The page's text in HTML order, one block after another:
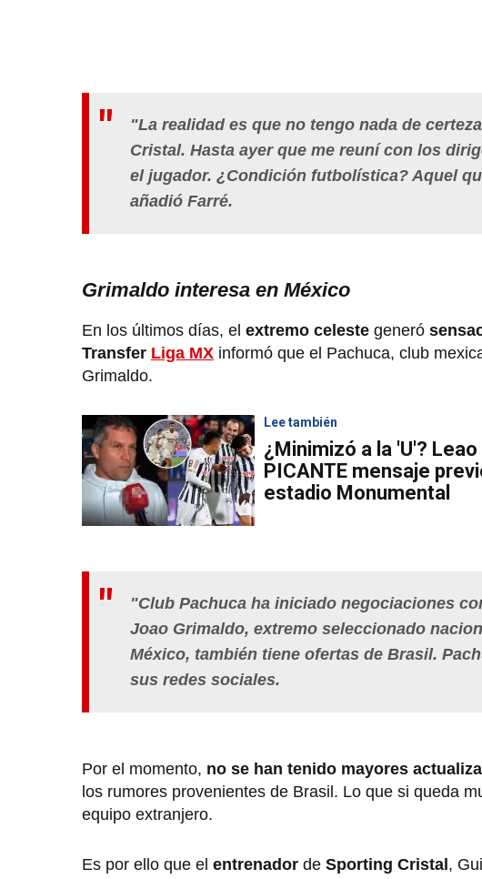
"La realidad es que no tengo nada de
Cristal. Hasta ayer que me reuní con los
el jugador. ¿Condición futbolística? Aquel
añadió Farré.
Grimaldo interesa en México
En los últimos días, el extremo celeste generó
Transfer Liga MX informó que el Pachuca, club
Grimaldo.
Lee también
¿Minimizó a la 'U'?
PICANTE mensaje
estadio Monumental
"Club Pachuca ha iniciado negociaciones
Joao Grimaldo, extremo seleccionado
México, también tiene ofertas de Brasil.
sus redes sociales.
Por el momento, no se han tenido mayores
los rumores provenientes de Brasil. Lo que si queda
equipo extranjero.
Es por ello que el entrenador de Sporting Cristal ,